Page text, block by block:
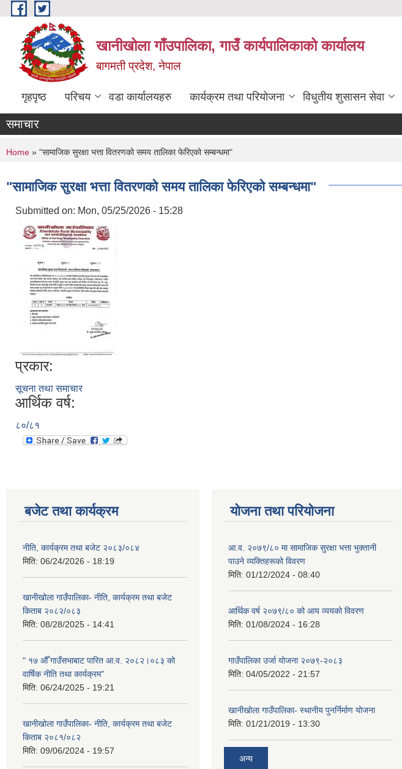
Skip to main content
खानीखोला गाँउपालिका, गाउँ कार्यपालिकाको कार्यालय
बागमती प्रदेश, नेपाल
गृहपृष्ठ परिचय वडा कार्यालयहरु कार्यक्रम तथा परियोजना विधुतीय शुसासन सेवा
समाचार
You are here
Home » "सामाजिक सुरक्षा भत्ता वितरणको समय तालिका फेरिएको सम्बन्धमा"
"सामाजिक सुरक्षा भत्ता वितरणको समय तालिका फेरिएको सम्बन्धमा"
Submitted on: Mon, 05/25/2026 - 15:28
प्रकार:
सूचना तथा समाचार
आर्थिक वर्ष:
८०/८१
बजेट तथा कार्यक्रम
नीति, कार्यक्रम तथा बजेट २०८३/०८४
मिति: 06/24/2026 - 18:19
खानीखोला गाउँपालिका- नीति, कार्यक्रम तथा बजेट
किताब २०८२/०८३
मिति: 08/28/2025 - 14:41
" १७ औँ गाउँसभाबाट पारित आ.व. २०८२।०८३ को
वार्षिक नीति तथा कार्यक्रम"
मिति: 06/24/2025 - 19:21
खानीखोला गाउँपालिका- नीति, कार्यक्रम तथा बजेट
किताब २०८१/०८२
मिति: 09/06/2024 - 19:57
योजना तथा परियोजना
आ.व. २०७९/८० मा सामाजिक सुरक्षा भत्ता भुक्तानी
पाउने व्यक्तिहरूको विवरण
मिति: 01/12/2024 - 08:40
आर्थिक वर्ष २०७९/८० को आय व्ययको विवरण
मिति: 01/08/2024 - 16:28
गाउँपालिका उर्जा योजना २०७९-२०८३
मिति: 04/05/2022 - 21:57
खानीखोला गाउँपालिका- स्थानीय पुनर्निर्माण योजना
मिति: 01/21/2019 - 13:30
अन्य